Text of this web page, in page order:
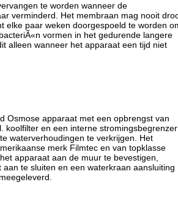
te worden wanneer de
verminderd. Het membraan mag nooit
elke paar weken doorgespoeld te worden
vormen in het gedurende langere
alleen wanneer het apparaat een tijd niet
Osmose apparaat met een opbrengst van
koolfilter en een interne stromingsbegrenzer
waterverhoudingen te verkrijgen. Het
merk Filmtec en van topklasse
apparaat aan de muur te bevestigen,
te sluiten en een waterkraan aansluiting